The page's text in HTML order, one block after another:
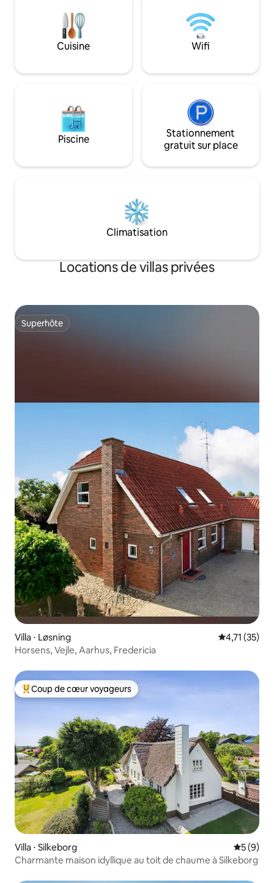
avec des pistes de VTT est très proche -
Knudsø est à 200 mètres. La planche de
SUP est dans la maison - Ry Haller +
proximité
peuvent utiliser 1
supplémentaire
rendez-vous. La maison dispose d'un
grand jardin et
caravane sur la
Cuisine Wifi
Piscine
Stationnement
gratuit sur place
Climatisation
Locations de villas privées
Superhôte
Superhôte
Villa ⋅ Løsning Évaluation
4,71 (35)
Horsens, Vejle, Aarhus, Fredericia
Coups de cœur voyageurs les plus appréciés
Coup de cœur voyageurs
Villa ⋅ Silkeborg
5 (9)
Charmante maison idyllique au toit de chaume à Silkeborg